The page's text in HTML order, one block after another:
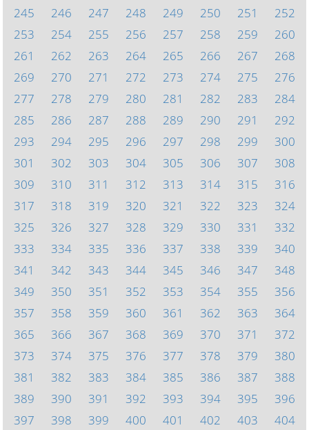
245
246 247 248 249 250 251
252
253
254 255 256 257 258 259
260
261
262 263 264 265 266 267
268
269
270 271 272 273 274 275
276
277
278 279 280 281 282 283
284
285
286 287 288 289 290 291
292
293
294 295 296 297 298 299
300
301
302 303 304 305 306 307
308
309
310 311 312 313 314 315
316
317
318 319 320 321 322 323
324
325
326 327 328 329 330 331
332
333
334 335 336 337 338 339
340
341
342 343 344 345 346 347
348
349
350 351 352 353 354 355
356
357
358 359 360 361 362 363
364
365
366 367 368 369 370 371
372
373
374 375 376 377 378 379
380
381
382 383 384 385 386 387
388
389
390 391 392 393 394 395
396
397
398 399 400 401 402 403 404